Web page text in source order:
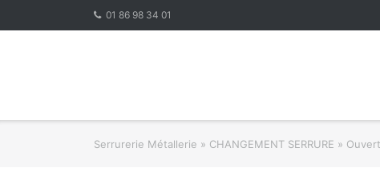
01 86 98 34 01
Serrurerie Métallerie » CHANGEMENT SERRURE »